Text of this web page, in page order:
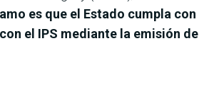
es que el Estado cumpla con
el IPS mediante la emisión de